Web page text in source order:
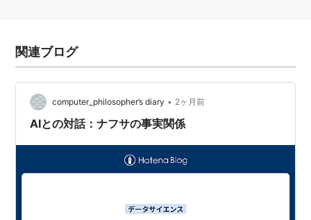
済) を生んで
ツ，日本，イタリアなどでファシズムを生んで，第2次
世界大戦への導火線となったことである。
大恐慌についての二つの学説
に分かれている。一つの学説は，設備投資，住宅投資，
不安定な点を強調する，いわゆるケインジアンの考えで
関連ブログ
computer_philosopher’s diary • 2ヶ月前
AIとの対話：ナフサの事実関係